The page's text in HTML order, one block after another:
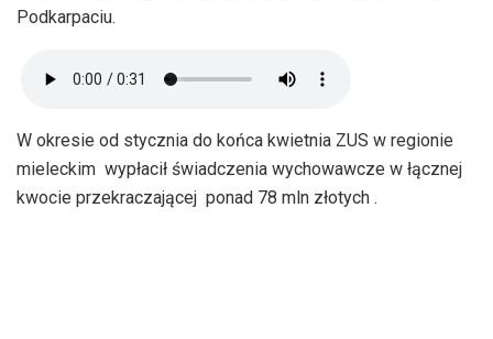
Podkarpaciu.
W okresie od stycznia do końca kwietnia ZUS w regionie
mieleckim wypłacił świadczenia wychowawcze w łącznej
kwocie przekraczającej ponad 78 mln złotych .